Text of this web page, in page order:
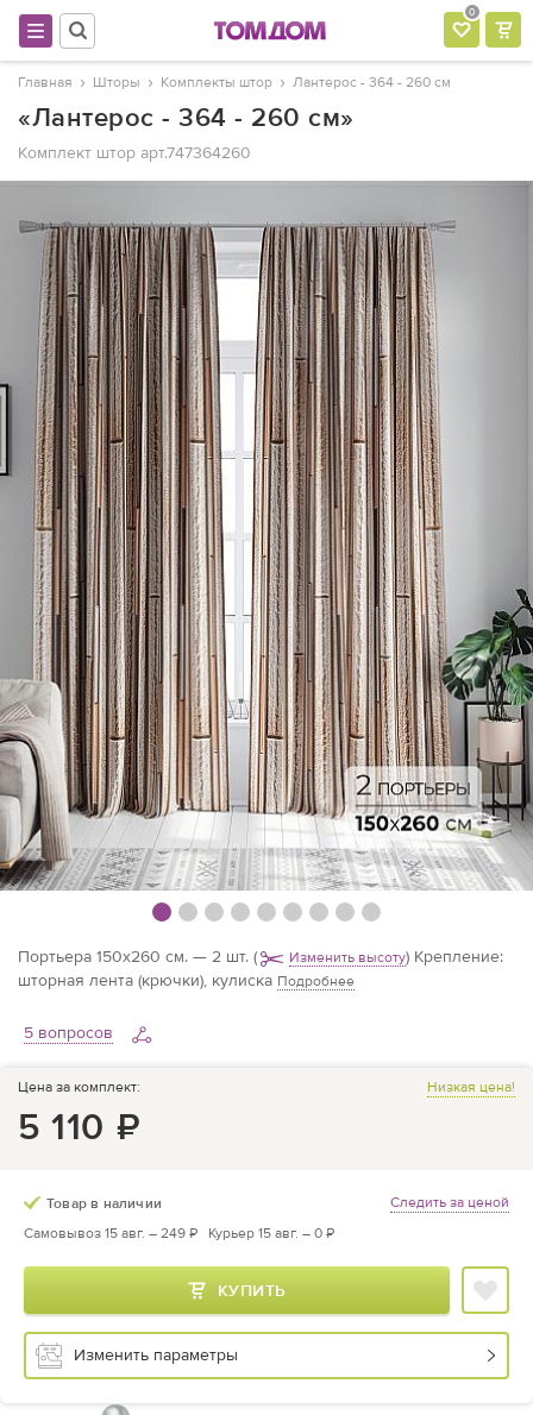
0
Главная Шторы Комплекты штор Лантерос - 364 - 260 см
«Лантерос - 364 - 260 см»
Комплект штор арт.747364260
Портьера 150х260 см. — 2 шт. ( Изменить высоту) Крепление:
шторная лента (крючки), кулиска Подробнее
5 вопросов
Цена за комплект: Низкая цена!
5 110 ₽
Товар в наличии
Следить за ценой
Самовывоз 15 авг. – 249 ₽ Курьер 15 авг. – 0 ₽
КУПИТЬ
Изменить параметры